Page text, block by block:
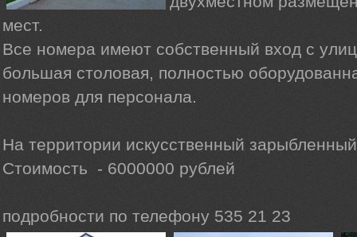
мест.
Все номера имеют собственный вход с
большая столовая, полностью
номеров для персонала.
На территории искусственный
Стоимость - 6000000 рублей
подробности по телефону 535 21 23